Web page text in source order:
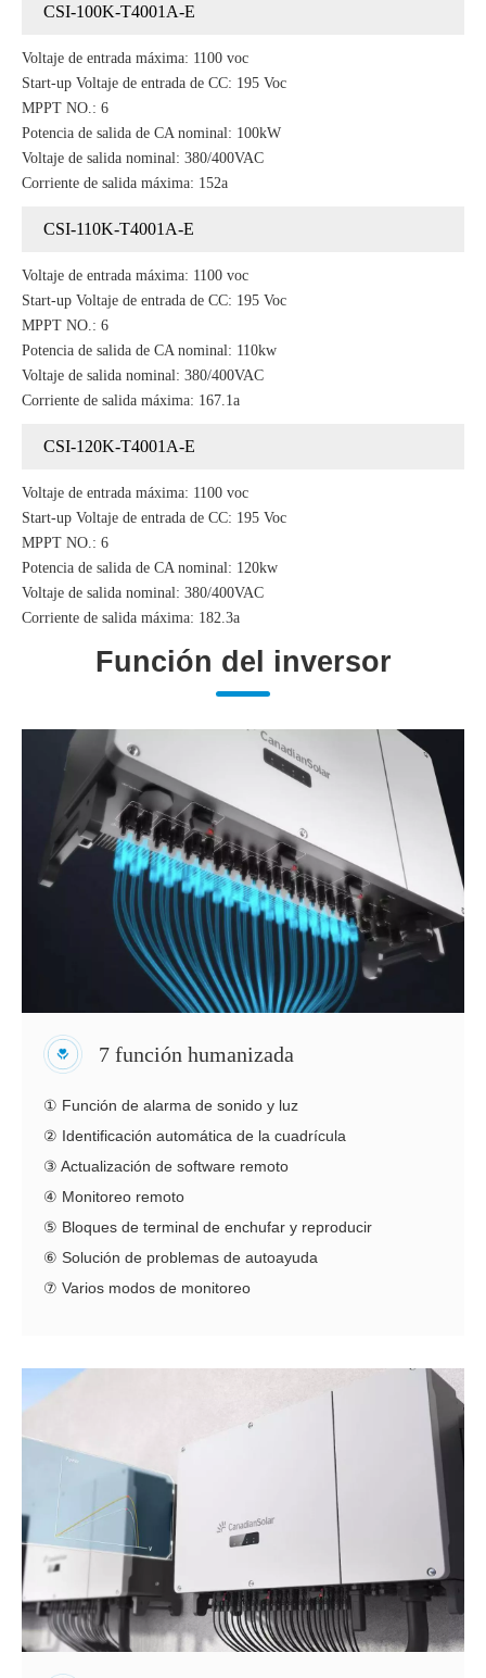
CSI-100K-T4001A-E
Voltaje de entrada máxima: 1100 voc
Start-up Voltaje de entrada de CC: 195 Voc
MPPT NO.: 6
Potencia de salida de CA nominal: 100kW
Voltaje de salida nominal: 380/400VAC
Corriente de salida máxima: 152a
CSI-110K-T4001A-E
Voltaje de entrada máxima: 1100 voc
Start-up Voltaje de entrada de CC: 195 Voc
MPPT NO.: 6
Potencia de salida de CA nominal: 110kw
Voltaje de salida nominal: 380/400VAC
Corriente de salida máxima: 167.1a
CSI-120K-T4001A-E
Voltaje de entrada máxima: 1100 voc
Start-up Voltaje de entrada de CC: 195 Voc
MPPT NO.: 6
Potencia de salida de CA nominal: 120kw
Voltaje de salida nominal: 380/400VAC
Corriente de salida máxima: 182.3a
Función del inversor
7 función humanizada
① Función de alarma de sonido y luz
② Identificación automática de la cuadrícula
③ Actualización de software remoto
④ Monitoreo remoto
⑤ Bloques de terminal de enchufar y reproducir
⑥ Solución de problemas de autoayuda
⑦ Varios modos de monitoreo